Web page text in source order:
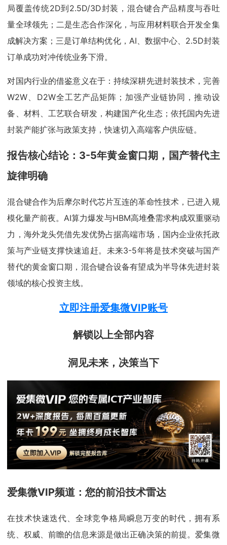
局覆盖传统2D到2.5D/3D封装，混合键合产品精度与吞吐
量全球领先；二是生态合作深化，与应用材料联合开发全集
成解决方案；三是订单结构优化，AI、数据中心、2.5D封装
订单成功对冲传统业务下滑。
对国内行业的借鉴意义在于：持续深耕先进封装技术，完善
W2W、D2W全工艺产品矩阵；加强产业链协同，推动设
备、材料、工艺联合研发，构建国产化生态；依托国内先进
封装产能扩张与政策支持，快速切入高端客户供应链。
报告核心结论：3-5年黄金窗口期，国产替代主
旋律明确
混合键合作为后摩尔时代芯片互连的革命性技术，已进入规
模化量产前夜。AI算力爆发与HBM高堆叠需求构成双重驱动
力，海外龙头凭借先发优势占据高端市场，国内企业依托政
策与产业链支撑快速追赶。未来3-5年将是技术突破与国产
替代的黄金窗口期，混合键合设备有望成为半导体先进封装
领域的核心投资主线。
立即注册爱集微VIP账号
解锁以上全部内容
洞见未来，决策当下
爱集微VIP频道：您的前沿技术雷达
在技术快速迭代、全球竞争格局瞬息万变的时代，拥有系
统、权威、前瞻的信息来源是做出正确决策的前提。爱集微